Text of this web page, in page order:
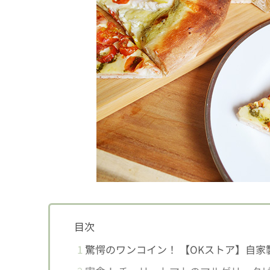
目次
1 驚愕のワンコイン！ 【OKストア】自家